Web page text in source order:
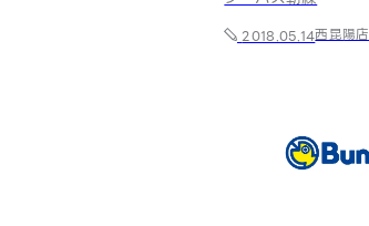
2018.05.14西昆陽店